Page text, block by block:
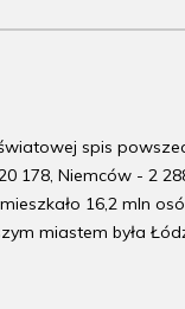
spis
178, Niemców - 2
16,2 mln
miastem była